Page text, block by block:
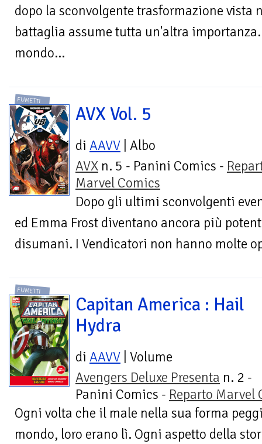
dopo la sconvolgente trasformazione vista
battaglia assume tutta un'altra
mondo...
FUMETTI
AVX Vol. 5
di AAVV | Albo
AVX n. 5 - Panini Comics -
Marvel Comics
Dopo gli ultimi sconvolgenti
ed Emma Frost diventano ancora più
disumani. I Vendicatori non hanno molte
FUMETTI
Capitan America : Hail
Hydra
di AAVV | Volume
Avengers Deluxe Presenta n. 2 -
Panini Comics - Reparto Marvel
Ogni volta che il male nella sua forma
mondo, loro erano lì. Ogni aspetto della